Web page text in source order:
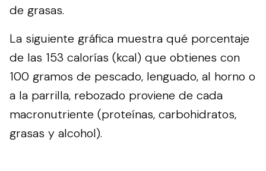
de grasas.
La siguiente gráfica muestra qué porcentaje
de las 153 calorías (kcal) que obtienes con
100 gramos de pescado, lenguado, al horno o
a la parrilla, rebozado proviene de cada
macronutriente (proteínas, carbohidratos,
grasas y alcohol).